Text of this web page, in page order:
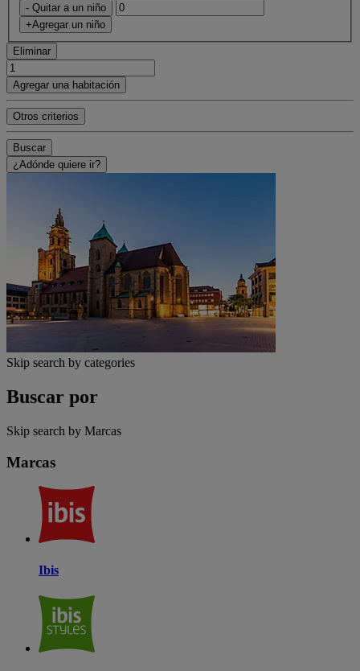
- Quitar a un niño
+Agregar un niño
Eliminar
Agregar una habitación
Otros criterios
Buscar
¿Adónde quiere ir?
Skip search by categories
Buscar por
Skip search by Marcas
Marcas
Ibis